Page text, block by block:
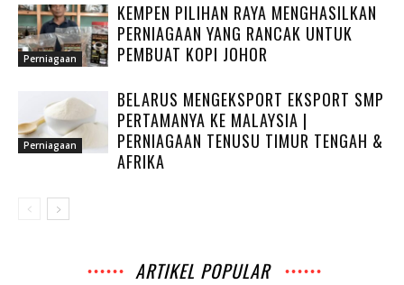
Perniagaan
KEMPEN PILIHAN RAYA MENGHASILKAN
PERNIAGAAN YANG RANCAK UNTUK
PEMBUAT KOPI JOHOR
Perniagaan
BELARUS MENGEKSPORT EKSPORT SMP
PERTAMANYA KE MALAYSIA |
PERNIAGAAN TENUSU TIMUR TENGAH &
AFRIKA
ARTIKEL POPULAR